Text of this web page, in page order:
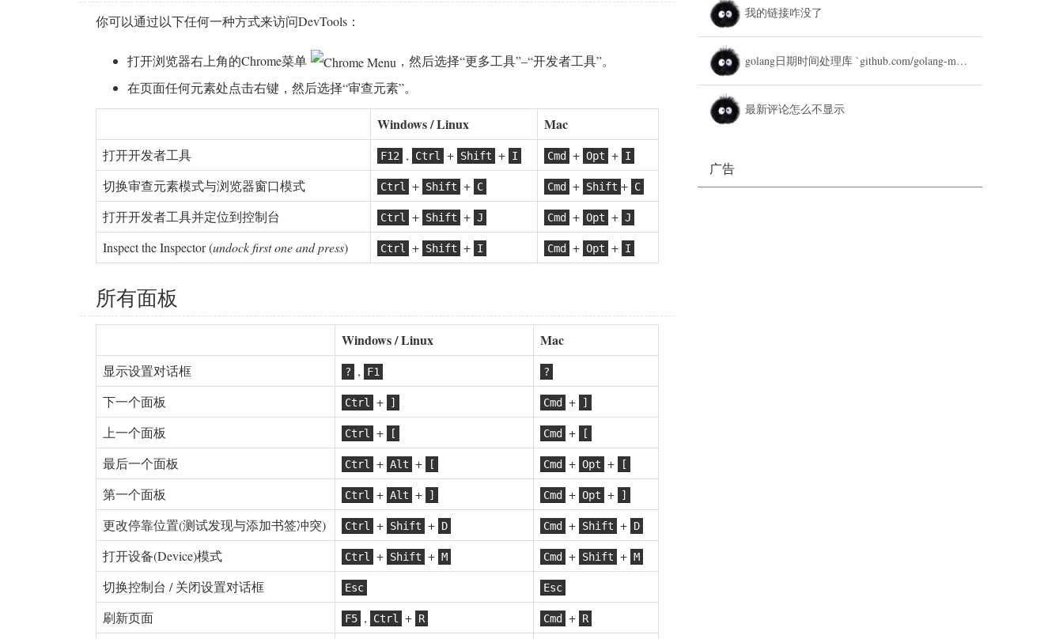
你可以通过以下任何一种方式来访问DevTools：
打开浏览器右上角的Chrome菜单
，然后选择“更多工具”–“开发者工具”。
在页面任何元素处点击右键，然后选择“审查元素”。
Windows / Linux Mac
打开开发者工具 F12 , Ctrl + Shift + I Cmd + Opt + I
切换审查元素模式与浏览器窗口模式 Ctrl + Shift + C Cmd + Shift + C
打开开发者工具并定位到控制台 Ctrl + Shift + J Cmd + Opt + J
Inspect the Inspector (undock first one and press) Ctrl + Shift + I Cmd + Opt + I
所有面板
Windows / Linux Mac
显示设置对话框 ? , F1 ?
下一个面板 Ctrl + ] Cmd + ]
上一个面板 Ctrl + [ Cmd + [
最后一个面板 Ctrl + Alt + [ Cmd + Opt + [
第一个面板 Ctrl + Alt + ] Cmd + Opt + ]
更改停靠位置(测试发现与添加书签冲突) Ctrl + Shift + D Cmd + Shift + D
打开设备(Device)模式 Ctrl + Shift + M Cmd + Shift + M
切换控制台 / 关闭设置对话框 Esc Esc
刷新页面 F5 , Ctrl + R Cmd + R
我的链接咋没了
golang日期时间处理库 `github.com/golang-module/...
最新评论怎么不显示
广告